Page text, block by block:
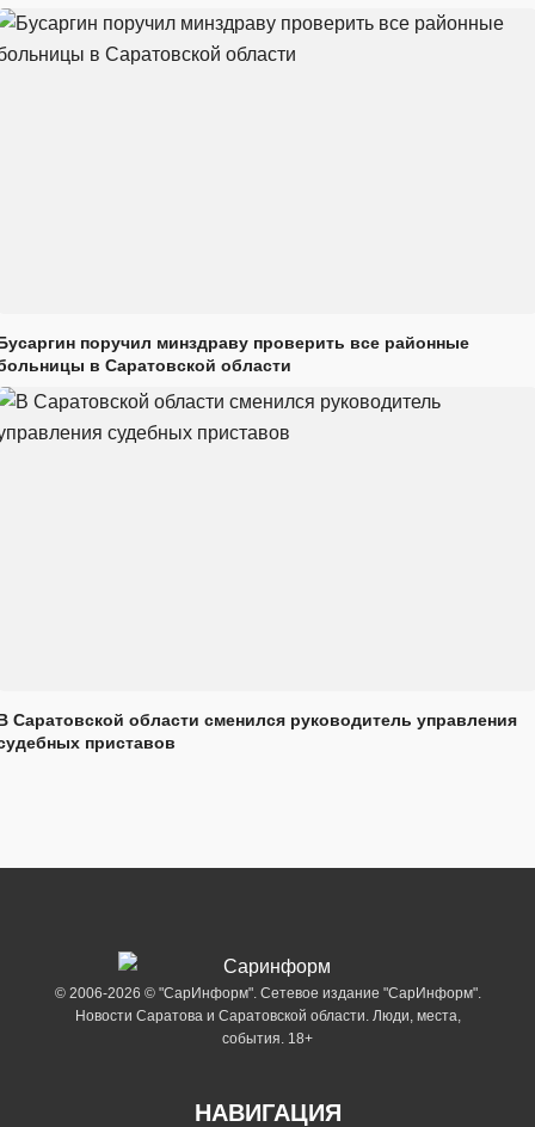
поручил минздраву проверить все районные
в Саратовской области
Саратовской области сменился руководитель управления
приставов
© 2006-2026 © "СарИнформ". Сетевое издание "СарИнформ".
Новости Саратова и Саратовской области. Люди, места,
события. 18+
НАВИГАЦИЯ